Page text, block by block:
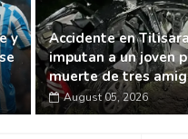
y
Accidente en
imputan a un joven
muerte de tres
August 05, 2026